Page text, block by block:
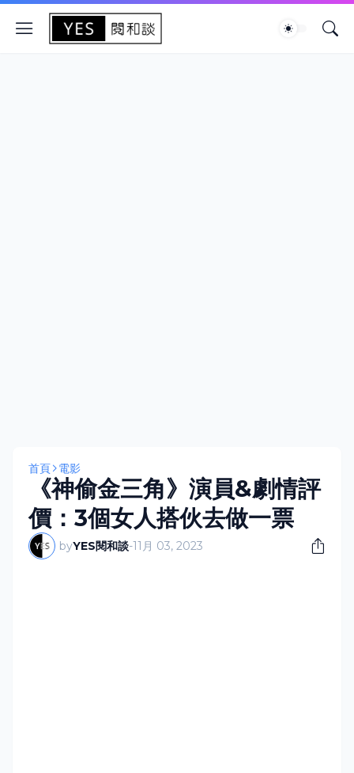
首頁 電影
《神偷金三角》演員&劇情評
價：3個女人搭伙去做一票
byYES閱和談-11月 03, 2023